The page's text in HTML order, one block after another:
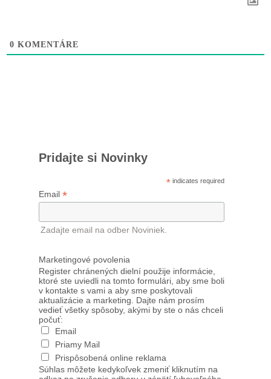
0 KOMENTÁRE
Pridajte si Novinky
* indicates required
Email *
Zadajte email na odber Noviniek.
Marketingové povolenia
Register chránených dielní použije informácie,
ktoré ste uviedli na tomto formulári, aby sme boli
v kontakte s vami a aby sme poskytovali
aktualizácie a marketing. Dajte nám prosím
vedieť všetky spôsoby, akými by ste o nás chceli
počuť:
Email
Priamy Mail
Prispôsobená online reklama
Súhlas môžete kedykoľvek zmeniť kliknutím na